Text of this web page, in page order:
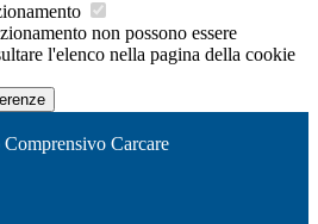
non possono essere
l'elenco nella pagina della cookie
Carcare